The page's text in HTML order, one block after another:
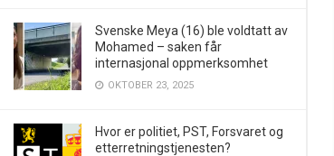
Svenske Meya (16) ble voldtatt av
Mohamed – saken får
internasjonal oppmerksomhet
OKTOBER 23, 2025
Hvor er politiet, PST, Forsvaret og
etterretningstjenesten?